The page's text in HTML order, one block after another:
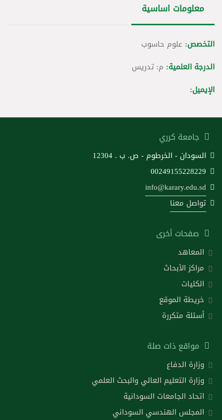
معلومات اساسية
التخصص: علوم حاسوب
الدرجة العلمية: م: تدريس
الإيميل:
جامعة كرري
السودان - الخرطوم - ص. ب . 12304
00249155228229
info@karary.edu.sd
تواصل معنا
صفحات أخرى
المعاهد
مراكز الأبحاث
الكليات
خريطة الموقع
أسئلة متكررة
مواقع ذات صلة
وزارة الدفاع
وزارة التعليم العالي والبحث العلمي
اتحاد الجامعات السودانية
المجلس الهندسي السوداني